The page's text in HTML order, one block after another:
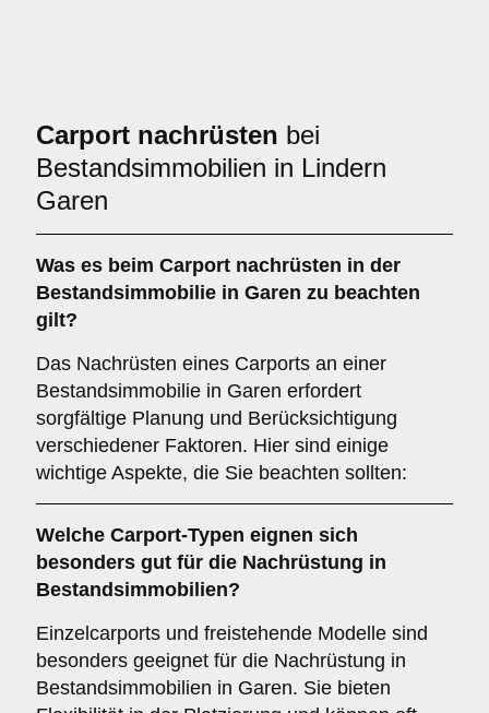
Carport nachrüsten bei
Bestandsimmobilien in Lindern
Garen
Was es beim Carport nachrüsten in der
Bestandsimmobilie in Garen zu beachten
gilt?
Das Nachrüsten eines Carports an einer
Bestandsimmobilie in Garen erfordert
sorgfältige Planung und Berücksichtigung
verschiedener Faktoren. Hier sind einige
wichtige Aspekte, die Sie beachten sollten:
Welche Carport-Typen eignen sich
besonders gut für die Nachrüstung in
Bestandsimmobilien?
Einzelcarports und freistehende Modelle sind
besonders geeignet für die Nachrüstung in
Bestandsimmobilien in Garen. Sie bieten